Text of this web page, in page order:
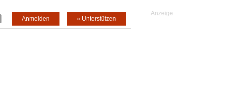
» Unterstützen
Anmelden